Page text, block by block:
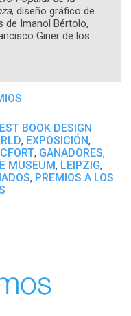
, diseño gráfico de
de Imanol Bértolo,
Giner de los
BOOK DESIGN
, EXPOSICIÓN,
, GANADORES,
MUSEUM, LEIPZIG,
, PREMIOS A LOS